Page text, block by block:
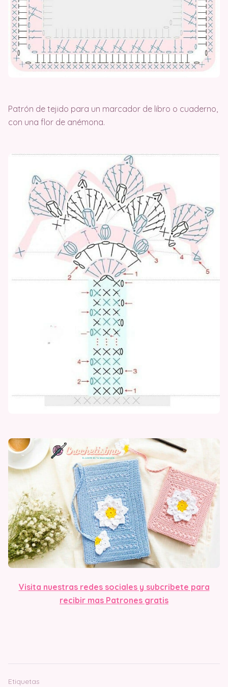
Patrón de tejido para un marcador de libro o cuaderno,
con una flor de anémona.
Visita nuestras redes sociales y subcribete para
recibir mas Patrones gratis
Etiquetas